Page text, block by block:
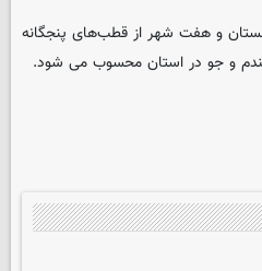
با پنج بخش، ۱۱ دهستان و هفت شهر از قطب‌های پنجگانه
و جو در استان محسوب می شود.